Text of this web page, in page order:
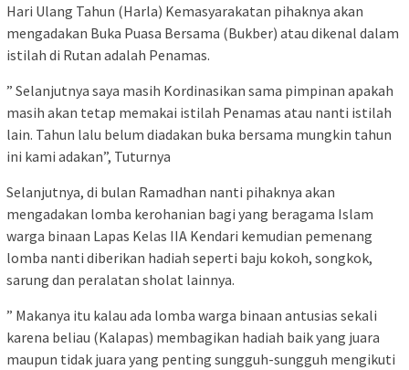
Hari Ulang Tahun (Harla) Kemasyarakatan pihaknya akan
mengadakan Buka Puasa Bersama (Bukber) atau dikenal dalam
istilah di Rutan adalah Penamas.
” Selanjutnya saya masih Kordinasikan sama pimpinan apakah
masih akan tetap memakai istilah Penamas atau nanti istilah
lain. Tahun lalu belum diadakan buka bersama mungkin tahun
ini kami adakan”, Tuturnya
Selanjutnya, di bulan Ramadhan nanti pihaknya akan
mengadakan lomba kerohanian bagi yang beragama Islam
warga binaan Lapas Kelas IIA Kendari kemudian pemenang
lomba nanti diberikan hadiah seperti baju kokoh, songkok,
sarung dan peralatan sholat lainnya.
” Makanya itu kalau ada lomba warga binaan antusias sekali
karena beliau (Kalapas) membagikan hadiah baik yang juara
maupun tidak juara yang penting sungguh-sungguh mengikuti